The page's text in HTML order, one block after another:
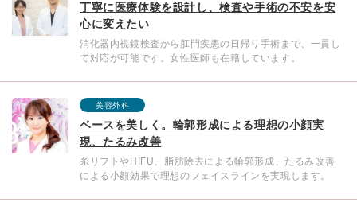
丁寧に医療体験を設計し、検査や手術の不安を安
心に変えたい
消化器内視鏡検査から肛門疾患の日帰り手術まで、一貫し
て対応が可能です。女性医師も在籍しています。
美容外科
ベースを美しく。輪郭形成による理想の小顔実
現、たるみ改善
糸リフトやHIFU、脂肪除去による輪郭形成、たるみ改善
による小顔効果で理想のフェイスラインを実現します。